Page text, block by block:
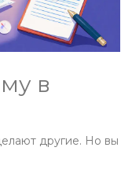
в
другие. Но вы